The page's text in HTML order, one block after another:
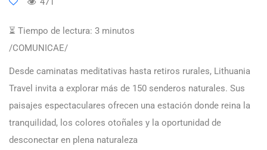
⏳ Tiempo de lectura: 3 minutos
/COMUNICAE/
Desde caminatas meditativas hasta retiros rurales, Lithuania
Travel invita a explorar más de 150 senderos naturales. Sus
paisajes espectaculares ofrecen una estación donde reina la
tranquilidad, los colores otoñales y la oportunidad de
desconectar en plena naturaleza